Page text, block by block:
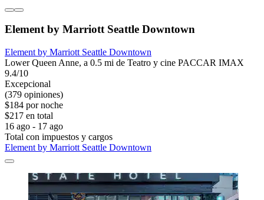
Element by Marriott Seattle Downtown
Element by Marriott Seattle Downtown
Lower Queen Anne, a 0.5 mi de Teatro y cine PACCAR IMAX
9.4/10
Excepcional
(379 opiniones)
$184 por noche
$217 en total
16 ago - 17 ago
Total con impuestos y cargos
Element by Marriott Seattle Downtown